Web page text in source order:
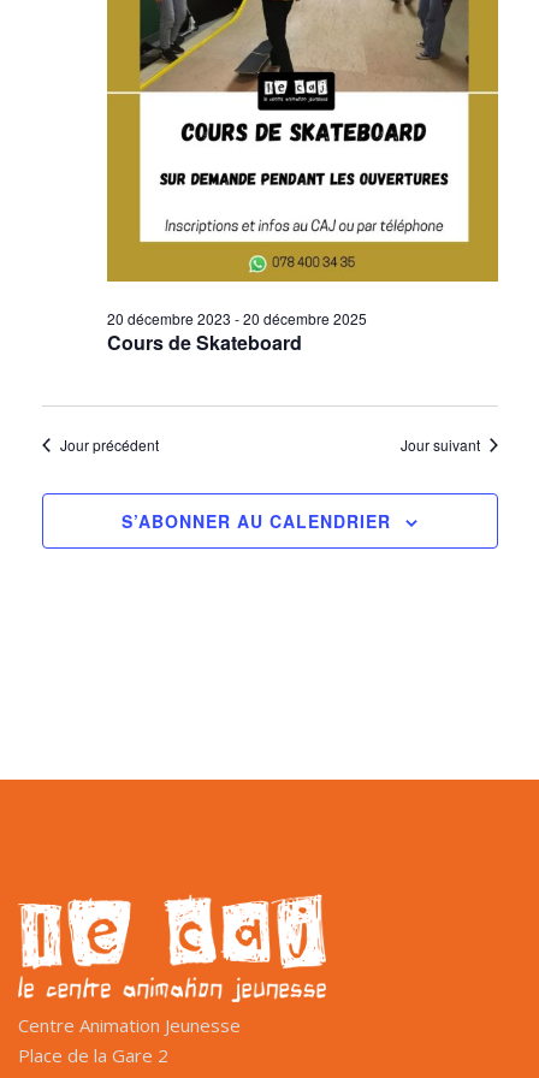
vues
Cours de Skateboard
20 décembre 2023 -20 décembre 2025
Jour précédent Jour suivant
S’ABONNER AU CALENDRIER
Centre Animation Jeunesse
Place de la Gare 2